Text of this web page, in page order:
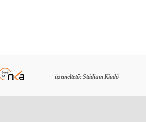
üzemeltető: Stádium Kiadó